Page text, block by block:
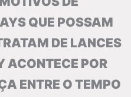
QUE POSSAM
DE LANCES
ACONTECE POR
ENTRE O TEMPO